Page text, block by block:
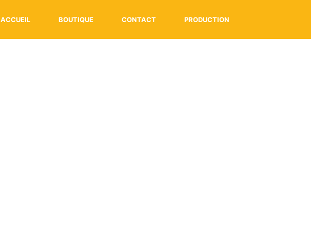
ACCUEIL BOUTIQUE CONTACT PRODUCTION